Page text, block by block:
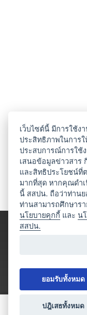
เว็บไซต์นี้ มีการใช้ง
ประสิทธิภาพในการ
ประสบการณ์การใช้
เสนอข้อมูลข่าวสาร
และสิทธิประโยชน์ที่
มากที่สุด หากคุณดำ
นี้ สสปน. ถือว่าท่าน
ท่านสามารถศึกษารา
นโยบายคุกกี้ และน
สสปน.
ยอมรับทั้งหมด
ปฎิเสธทั้งหมด